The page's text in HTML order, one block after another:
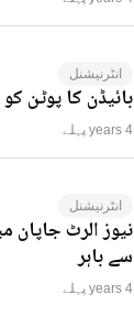
انٹرنیشنل
بائیڈن کا پوٹن
4 years پہلے
انٹرنیشنل
سے باہر
4 years پہلے